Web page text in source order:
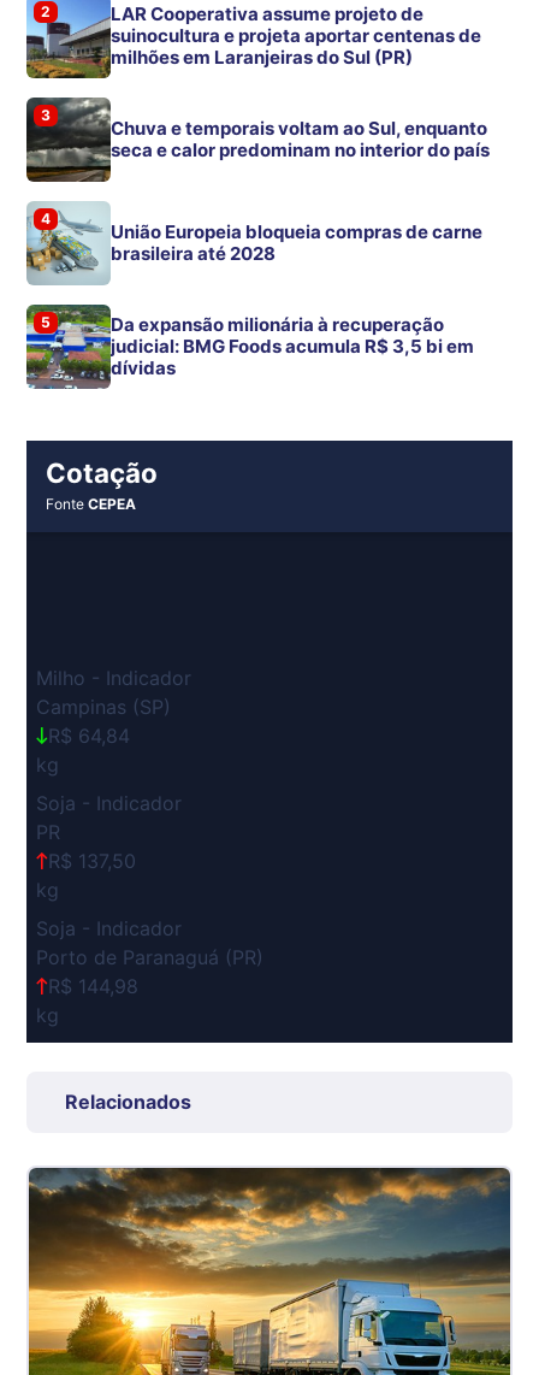
2
LAR Cooperativa assume projeto de
suinocultura e projeta aportar centenas de
milhões em Laranjeiras do Sul (PR)
3
Chuva e temporais voltam ao Sul, enquanto
seca e calor predominam no interior do país
4
União Europeia bloqueia compras de carne
brasileira até 2028
5
Da expansão milionária à recuperação
judicial: BMG Foods acumula R$ 3,5 bi em
dívidas
Cotação
FonteCEPEA
Milho - Indicador
Campinas (SP)
R$ 64,84
kg
Soja - Indicador
PR
R$ 137,50
kg
Soja - Indicador
Porto de Paranaguá (PR)
R$ 144,98
kg
R$ 7,53
Suíno - Estadual
SP
R$ 5,08
kg
Suíno - Estadual
MG
R$ 5,05
Relacionados